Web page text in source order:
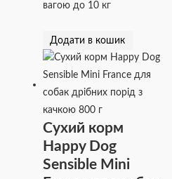
вагою до 10 кг
Додати в кошик
Сухий корм
Happy Dog
Sensible Mini